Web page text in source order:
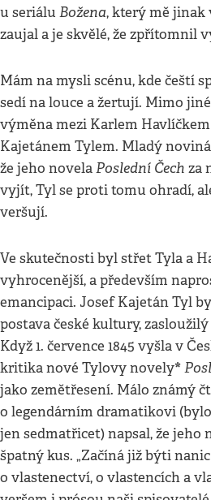
u seriálu Božena, který mě jinak
zaujal a je skvělé, že zpřítomnil
Mám na mysli scénu, kde čeští
sedí na louce a žertují. Mimo
výměna mezi Karlem
Kajetánem Tylem. Mladý
že jeho novelaPoslední Čech za
vyjít, Tyl se proti tomu ohradí,
veršují.
Ve skutečnosti byl střet Tyla a
vyhrocenější, a především
emancipaci. Josef Kajetán Tyl
postava české kultury,
Když 1. července 1845 vyšla v
kritika nové Tylovy novely*
jako zemětřesení. Málo známý
o legendárním dramatikovi
jen sedmatřicet) napsal, že jeho
špatný kus. „Začíná již býti
o vlastenectví, o vlastencích a